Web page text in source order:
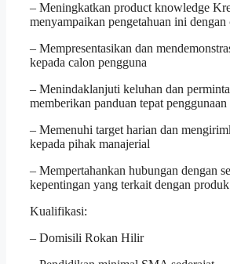
– Meningkatkan product knowledge
menyampaikan pengetahuan ini
– Mempresentasikan dan
kepada calon pengguna
– Menindaklanjuti keluhan dan
memberikan panduan tepat
– Memenuhi target harian dan
kepada pihak manajerial
– Mempertahankan hubungan dengan
kepentingan yang terkait dengan
Kualifikasi:
– Domisili Rokan Hilir